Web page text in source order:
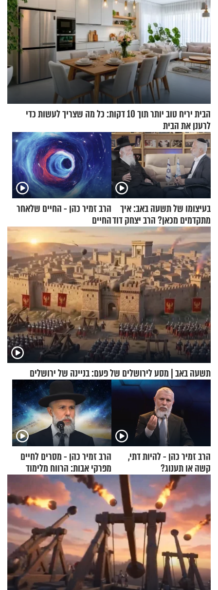
הבית יריח טוב יותר תוך 10 דקות: כל מה שצריך לעשות כדי
לרענן את הבית
בעיצומו של תשעה באב: איך
מתקדמים מכאן? הרב יצחק דוד
גרוסמן בשיחה מיוחדת
הרב זמיר כהן - החיים שלאחר
החיים
תשעה באב | מסע לירושלים של פעם: בניינה של ירושלים
הרב זמיר כהן - להיות דתי,
קשה או תענוג?
הרב זמיר כהן - מסרים לחיים
מפרקי אבות: הרווח מלימוד
התורה